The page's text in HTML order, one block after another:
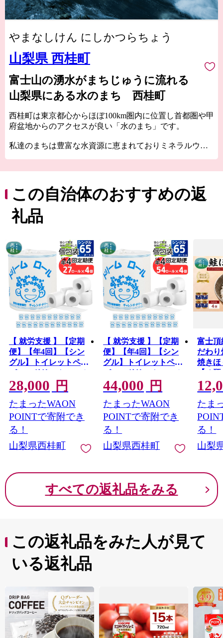
やまなしけん にしかつらちょう
山梨県 西桂町
富士山の湧水がまちじゅうに流れる
山梨県にある水のまち 西桂町
西桂町は東京都心からほぼ100km圏内に位置し首都圏や甲
府盆地からのアクセスが良い「水のまち」です。
私達のまちは豊富な水資源に恵まれておりミネラルウォ
を支えてきました。
山林が約80％を占める岳景観の美しいまちで生まれた西
桂町の魅力あふれる特産品を、ふるさと納税を通じてお
皆様からのふるさと西桂応援寄附金は西桂町のふるさと
づくりのために大切に活用させていただきます。
この自治体のおすすめの返
礼品
【 就労支援 】【定期
便】【年4回】【シン
グル】トイレットペー
パー ドリームロール
年4回配送(3ヶ月に1回)
(入金後翌月より配送
開始) 27ロール 再生紙
紙 トイレ用品 消耗品
備蓄 防災用品【n0541-
027_tii】
28,000 円
たまったWAON
POINTで寄附でき
る！
山梨県西桂町
【 就労支援 】【定期
便】【年4回】【シン
グル】トイレットペー
パー ドリームロール
年4回配送(3ヶ月に1回)
(入金後翌月より配送
開始) 54ロール 再生紙
紙 トイレ用品 消耗品
備蓄 防災用品【n0541-
054_tii】
44,000 円
たまったWAON
POINTで寄附でき
る！
山梨県西桂町
富士頂
だわ
焼きほ
【４
山麓
で養殖
なサ
薬・ワ
アニ
ステナ
ク 焼
たま
る！
山梨
すべての返礼品をみる
この返礼品をみた人が見て
いる返礼品